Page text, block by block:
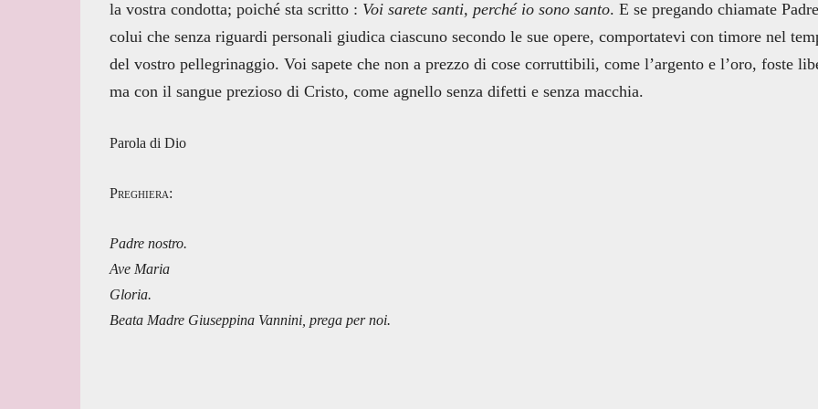
la vostra condotta; poiché sta scritto : Voi sarete santi, perché io sono santo. E se pregando chiamate Padre
colui che senza riguardi personali giudica ciascuno secondo le sue opere, comportatevi con timore nel
del vostro pellegrinaggio. Voi sapete che non a prezzo di cose corruttibili, come l’argento e l’oro, foste
ma con il sangue prezioso di Cristo, come agnello senza difetti e senza macchia.
Parola di Dio
Preghiera:
Padre nostro.
Ave Maria
Gloria.
Beata Madre Giuseppina Vannini, prega per noi.